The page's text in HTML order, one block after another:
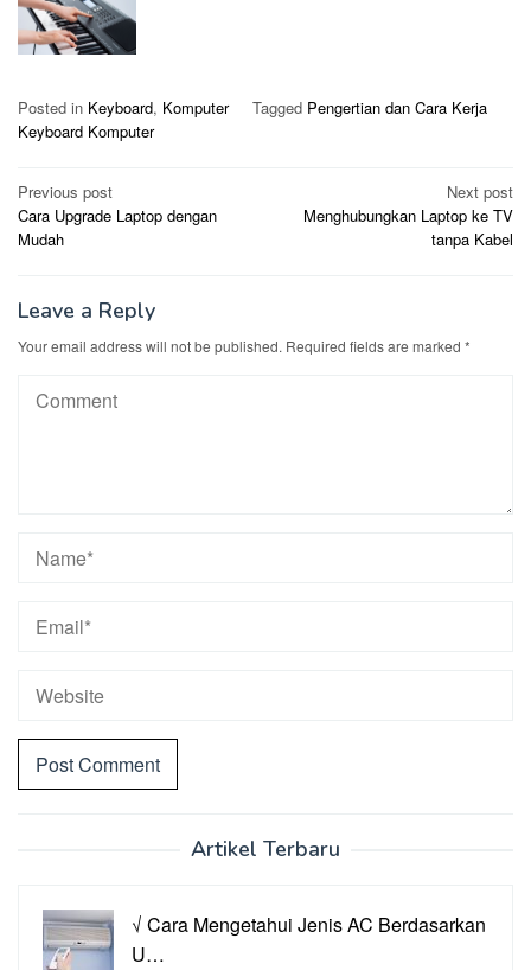
Posted in Keyboard, Komputer Tagged Pengertian dan Cara Kerja
Keyboard Komputer
Post
navigation
Previous post
Cara Upgrade Laptop dengan
Mudah
Next post
Menghubungkan Laptop ke TV
tanpa Kabel
Leave a Reply
Your email address will not be published. Required fields are marked *
Artikel Terbaru
√ Cara Mengetahui Jenis AC Berdasarkan
U…